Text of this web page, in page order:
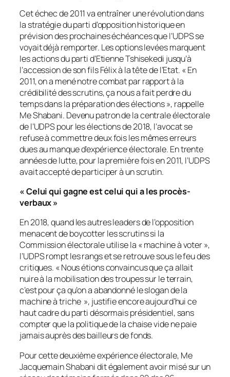
Cet échec de 2011 va entraîner une révolution dans
la stratégie du parti d’opposition historique en
prévision des prochaines échéances que l’UDPS se
voyait déjà remporter. Les options levées marquent
les actions du parti d’Etienne Tshisekedi jusqu’à
l’accession de son fils Félix à la tête de l’Etat. «En
2011, on a mené notre combat par rapport à la
crédibilité des scrutins, ça nous a fait perdre du
temps dans la préparation des élections», rappelle
Me Shabani. Devenu patron de la centrale électorale
de l’UDPS pour les élections de 2018, l’avocat se
refuse à commettre deux fois les mêmes erreurs
dues au manque d’expérience électorale. En trente
années de lutte, pour la première fois en 2011, l’UDPS
avait accepté de participer à un scrutin.
«Celui qui gagne est celui qui a les procès-
verbaux»
En 2018, quand les autres leaders de l’opposition
menacent de boycotter les scrutins si la
Commission électorale utilise la «machine à voter»,
l’UDPS rompt les rangs et se retrouve sous le feu des
critiques. «Nous étions convaincus que ça allait
nuire à la mobilisation des troupes sur le terrain,
c’est pour ça qu’on a abandonné le slogan de la
machine à triche», justifie encore aujourd’hui ce
haut cadre du parti désormais présidentiel, sans
compter que la politique de la chaise vide ne paie
jamais auprès des bailleurs de fonds.
Pour cette deuxième expérience électorale, Me
Jacquemain Shabani dit également avoir misé sur un